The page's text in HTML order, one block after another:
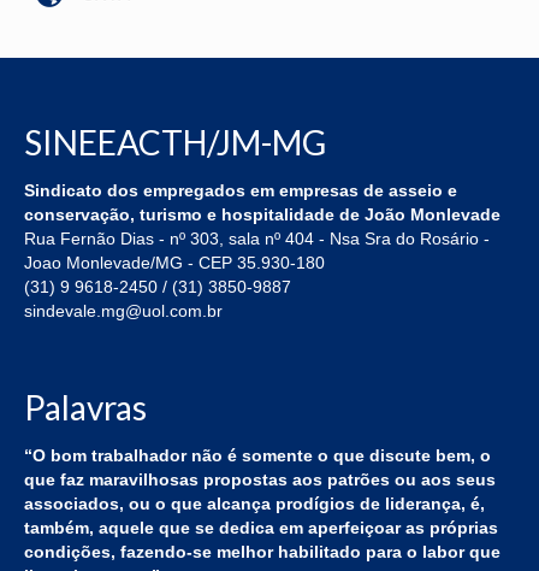
Mídias
Vídeos
Fotos
SINEEACTH/JM-MG
Sindicato dos empregados em empresas de asseio e
conservação, turismo e hospitalidade de João Monlevade
Rua Fernão Dias - nº 303, sala nº 404 - Nsa Sra do Rosário -
Joao Monlevade/MG - CEP 35.930-180
(31) 9 9618-2450 / (31) 3850-9887
sindevale.mg@uol.com.br
Palavras
“O bom trabalhador não é somente o que discute bem, o
que faz maravilhosas propostas aos patrões ou aos seus
associados, ou o que alcança prodígios de liderança, é,
também, aquele que se dedica em aperfeiçoar as próprias
condições, fazendo-se melhor habilitado para o labor que